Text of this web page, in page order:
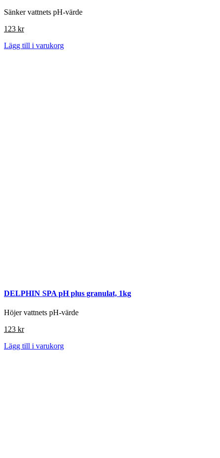
Sänker vattnets pH-värde
123 kr
Lägg till i varukorg
DELPHIN SPA pH plus granulat, 1kg
Höjer vattnets pH-värde
123 kr
Lägg till i varukorg